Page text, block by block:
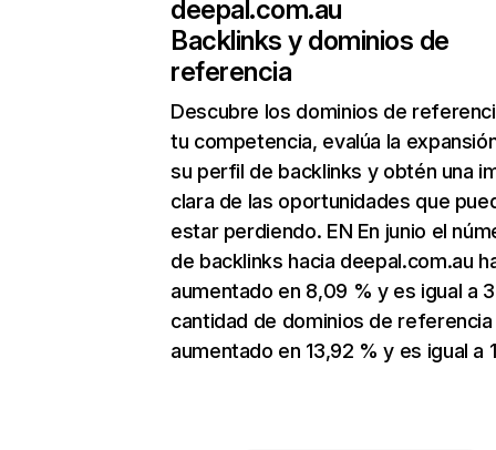
deepal.com.au
Backlinks y dominios de
referencia
Descubre los dominios de
tu competencia, evalúa la
su perfil de backlinks y obtén una
clara de las oportunidades que
estar perdiendo. EN En junio el
de backlinks hacia deepal.com.au
aumentado en 8,09 % y es igual a
cantidad de dominios de referencia
aumentado en 13,92 % y es igual a